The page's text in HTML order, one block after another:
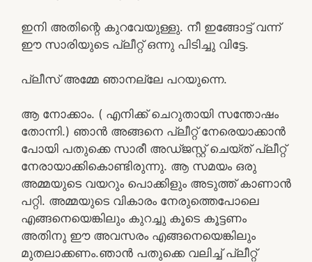
ഇനി അതിന്റെ കുറവേയുള്ളു. നീ ഇങ്ങോട്ട് വന്ന്
ഈ സാരിയുടെ പ്ലീറ്റ് ഒന്നു പിടിച്ചു വിട്ടേ.
പ്ലീസ് അമ്മേ ഞാനല്ലേ പറയുന്നെ.
ആ നോക്കാം. ( എനിക്ക് ചെറുതായി സന്തോഷം
തോന്നി.) ഞാൻ അങ്ങനെ പ്ലീറ്റ് നേരെയാക്കാൻ
പോയി പതുക്കെ സാരീ അഡ്ജസ്റ്റ് ചെയ്ത് പ്ലീറ്റ്
നേരായാക്കികൊണ്ടിരുന്നു. ആ സമയം ഒരു
അമ്മയുടെ വയറും പൊക്കിളും അടുത്ത് കാണാൻ
പറ്റി. അമ്മയുടെ വികാരം നേരുത്തെപോലെ
എങ്ങനെയെങ്കിലും കുറച്ചു കൂടെ കൂട്ടണം
അതിനു ഈ അവസരം എങ്ങനെയെങ്കിലും
മുതലാക്കണം.ഞാൻ പതുക്കെ വലിച്ച് പ്ലീറ്റ്